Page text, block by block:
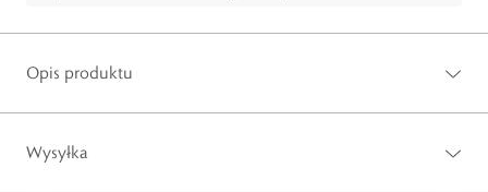
Opis produktu
Wysyłka